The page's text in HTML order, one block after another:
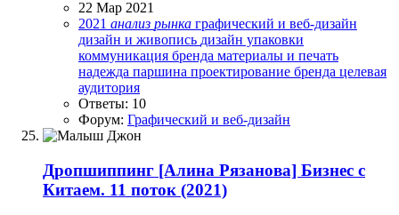
22 Мар 2021
2021 анализ рынка графический и веб-дизайн
дизайн и живопись дизайн упаковки
коммуникация бренда материалы и печать
надежда паршина проектирование бренда целевая
аудитория
Ответы: 10
Форум: Графический и веб-дизайн
Дропшиппинг [Алина Рязанова] Бизнес с
Китаем. 11 поток (2021)